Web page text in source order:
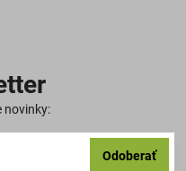
novinky:
Odoberať